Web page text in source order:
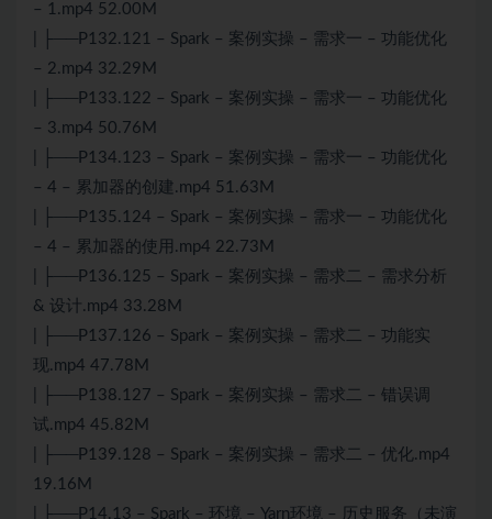
– 1.mp4 52.00M
| ├──P132.121 – Spark – 案例实操 – 需求一 – 功能优化
– 2.mp4 32.29M
| ├──P133.122 – Spark – 案例实操 – 需求一 – 功能优化
– 3.mp4 50.76M
| ├──P134.123 – Spark – 案例实操 – 需求一 – 功能优化
– 4 – 累加器的创建.mp4 51.63M
| ├──P135.124 – Spark – 案例实操 – 需求一 – 功能优化
– 4 – 累加器的使用.mp4 22.73M
| ├──P136.125 – Spark – 案例实操 – 需求二 – 需求分析
& 设计.mp4 33.28M
| ├──P137.126 – Spark – 案例实操 – 需求二 – 功能实
现.mp4 47.78M
| ├──P138.127 – Spark – 案例实操 – 需求二 – 错误调
试.mp4 45.82M
| ├──P139.128 – Spark – 案例实操 – 需求二 – 优化.mp4
19.16M
| ├──P14.13 – Spark – 环境 – Yarn环境 – 历史服务（未演